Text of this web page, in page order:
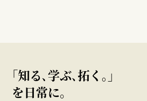
｢知る､学ぶ､拓く｡｣
を日常に。